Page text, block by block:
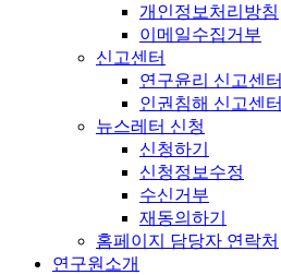
개인정보처리방침
이메일수집거부
신고센터
연구윤리 신고센터
인권침해 신고센터
뉴스레터 신청
신청하기
신청정보수정
수신거부
재동의하기
홈페이지 담당자 연락처
연구원소개